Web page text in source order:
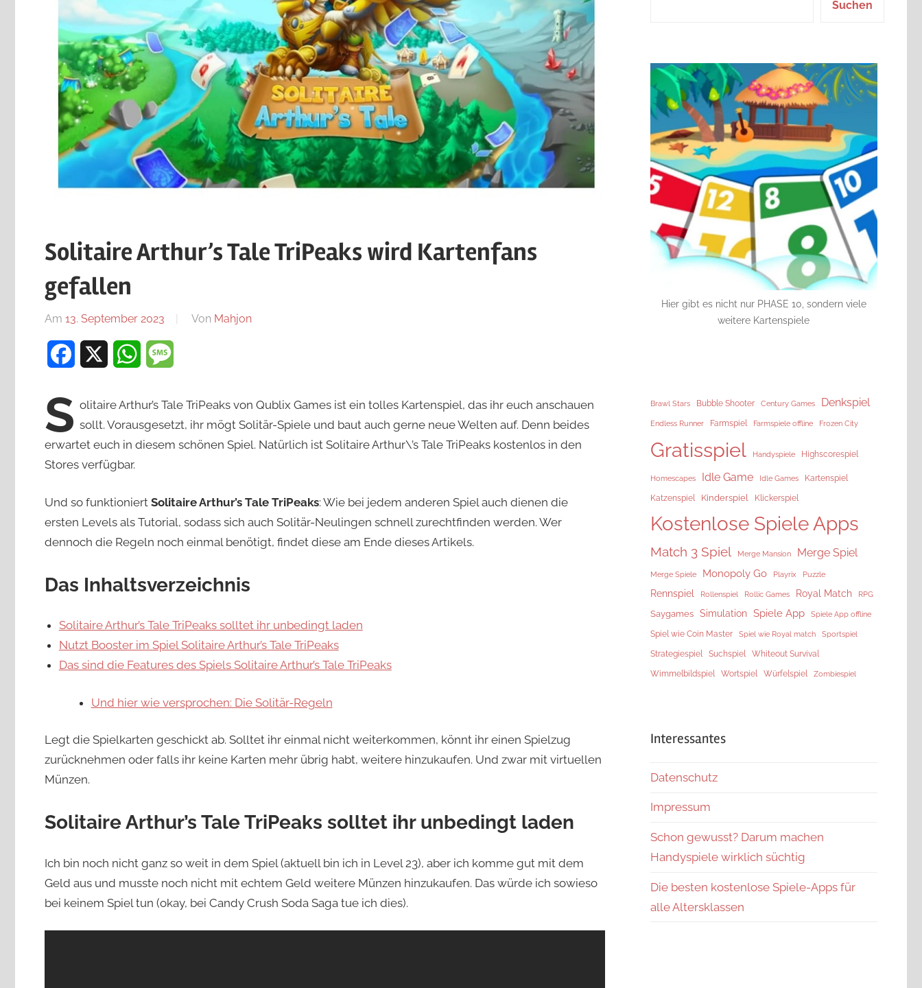
Solitaire Arthur’s Tale TriPeaks wird Kartenfans
gefallen
Am 13. September 2023 Von MahjonIn
Facebook WhatsApp
S olitaire Arthur’s Tale TriPeaks von Qublix Games ist ein tolles Kartenspiel, das ihr euch anschauen
sollt. Vorausgesetzt, ihr mögt Solitär-Spiele und baut auch gerne neue Welten auf. Denn beides
erwartet euch in diesem schönen Spiel. Natürlich ist Solitaire Arthur\’s Tale TriPeaks kostenlos in den
Stores verfügbar.
Und so funktioniert Solitaire Arthur’s Tale TriPeaks: Wie bei jedem anderen Spiel auch dienen die
ersten Levels als Tutorial, sodass sich auch Solitär-Neulingen schnell zurechtfinden werden. Wer
dennoch die Regeln noch einmal benötigt, findet diese am Ende dieses Artikels.
Das Inhaltsverzeichnis
Solitaire Arthur’s Tale TriPeaks solltet ihr unbedingt laden
Nutzt Booster im Spiel Solitaire Arthur’s Tale TriPeaks
Das sind die Features des Spiels Solitaire Arthur’s Tale TriPeaks
Und hier wie versprochen: Die Solitär-Regeln
Legt die Spielkarten geschickt ab. Solltet ihr einmal nicht weiterkommen, könnt ihr einen Spielzug
zurücknehmen oder falls ihr keine Karten mehr übrig habt, weitere hinzukaufen. Und zwar mit virtuellen
Münzen.
Solitaire Arthur’s Tale TriPeaks solltet ihr unbedingt laden
Ich bin noch nicht ganz so weit in dem Spiel (aktuell bin ich in Level 23), aber ich komme gut mit dem
Geld aus und musste noch nicht mit echtem Geld weitere Münzen hinzukaufen. Das würde ich sowieso
bei keinem Spiel tun (okay, bei Candy Crush Soda Saga tue ich dies).
Suchen
Hier gibt es nicht nur PHASE 10, sondern viele
weitere Kartenspiele
Brawl Stars Bubble Shooter Century Games Denkspiel
Endless Runner Farmspiel Farmspiele offline Frozen City
Gratisspiel Handyspiele Highscorespiel
Homescapes Idle Game Idle Games Kartenspiel
Katzenspiel Kinderspiel Klickerspiel
Kostenlose Spiele Apps
Match 3 Spiel Merge Mansion Merge Spiel
Merge Spiele Monopoly Go Playrix Puzzle
Rennspiel Rollenspiel Rollic Games Royal Match RPG
Saygames Simulation Spiele App Spiele App offline
Spiel wie Coin Master Spiel wie Royal match Sportspiel
Strategiespiel Suchspiel Whiteout Survival
Wimmelbildspiel Wortspiel Würfelspiel Zombiespiel
Interessantes
Datenschutz
Impressum
Schon gewusst? Darum machen
Handyspiele wirklich süchtig
Die besten kostenlose Spiele-Apps für
alle Altersklassen